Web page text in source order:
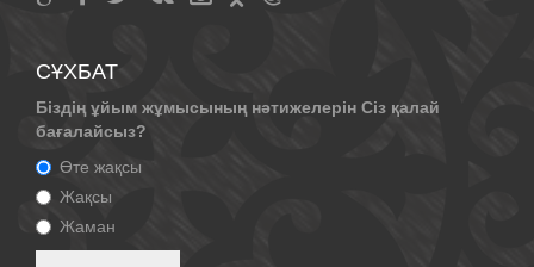
СҰХБАТ
Біздің ұйым жұмысының нәтижелерін Сіз қалай
бағалайсыз?
Өте жақсы
Жақсы
Жаман